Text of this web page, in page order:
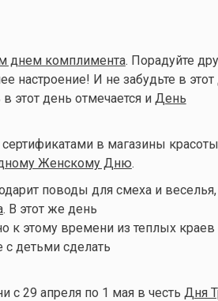
днем комплимента. Порадуйте
настроение! И не забудьте в этот
этот день отмечается и День
в магазины
Женскому Дню.
поводы для смеха и
. В этот же день
к этому времени из теплых краев
детьми сделать
с 29 апреля по 1 мая в честь Дня